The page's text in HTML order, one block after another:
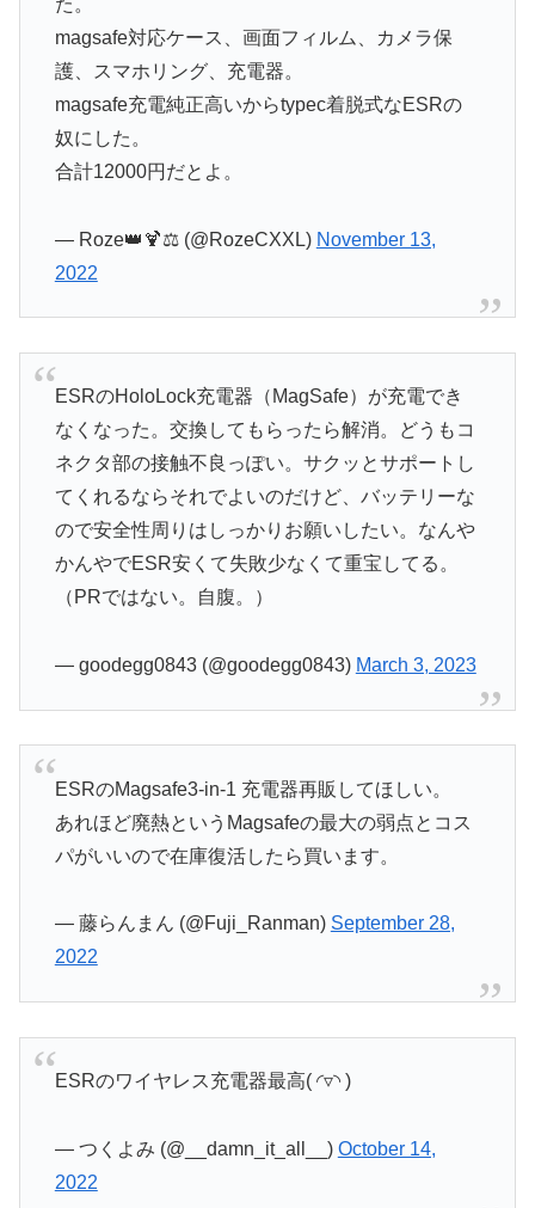
た。
magsafe対応ケース、画面フィルム、カメラ保
護、スマホリング、充電器。
magsafe充電純正高いからtypec着脱式なESRの
奴にした。
合計12000円だとよ。
— Roze👑🍹⚖️ (@RozeCXXL) November 13,
2022
ESRのHoloLock充電器（MagSafe）が充電でき
なくなった。交換してもらったら解消。どうもコ
ネクタ部の接触不良っぽい。サクッとサポートし
てくれるならそれでよいのだけど、バッテリーな
ので安全性周りはしっかりお願いしたい。なんや
かんやでESR安くて失敗少なくて重宝してる。
（PRではない。自腹。）
— goodegg0843 (@goodegg0843) March 3, 2023
ESRのMagsafe3-in-1 充電器再販してほしい。
あれほど廃熱というMagsafeの最大の弱点とコス
パがいいので在庫復活したら買います。
— 藤らんまん (@Fuji_Ranman) September 28,
2022
ESRのワイヤレス充電器最高( ◜▿◝ )
— つくよみ (@__damn_it_all__) October 14,
2022